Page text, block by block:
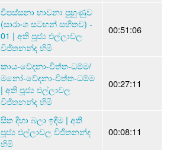
විපස්සනා භාවනා පුහුණුව
(සාරාංශ සටහන් සහිතව) -
01 | අති පූජ්‍ය එල්ලාවල
විජිතනන්ද හිමි
00:51:06
කාය-වේදනා-චිත්ත-ධම්ම/
මනෝ-වේදනා-චිත්ත-ධම්ම
| අති පූජ්‍ය එල්ලාවල
විජිතනන්ද හිමි
00:27:11
සිත දිහා බලා ඉඳීම | අති
පූජ්‍ය එල්ලාවල විජිතනන්ද
හිමි
00:08:11